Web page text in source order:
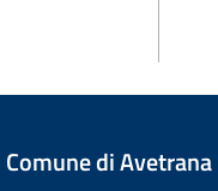
Comune di Avetrana